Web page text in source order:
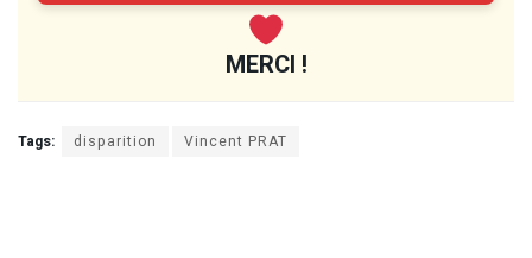
MERCI !
Tags: disparition Vincent PRAT